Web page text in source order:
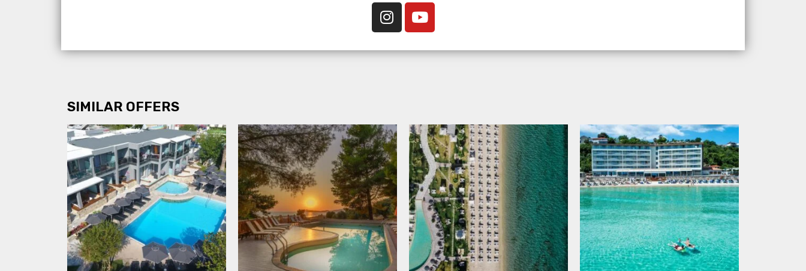
SIMILAR OFFERS